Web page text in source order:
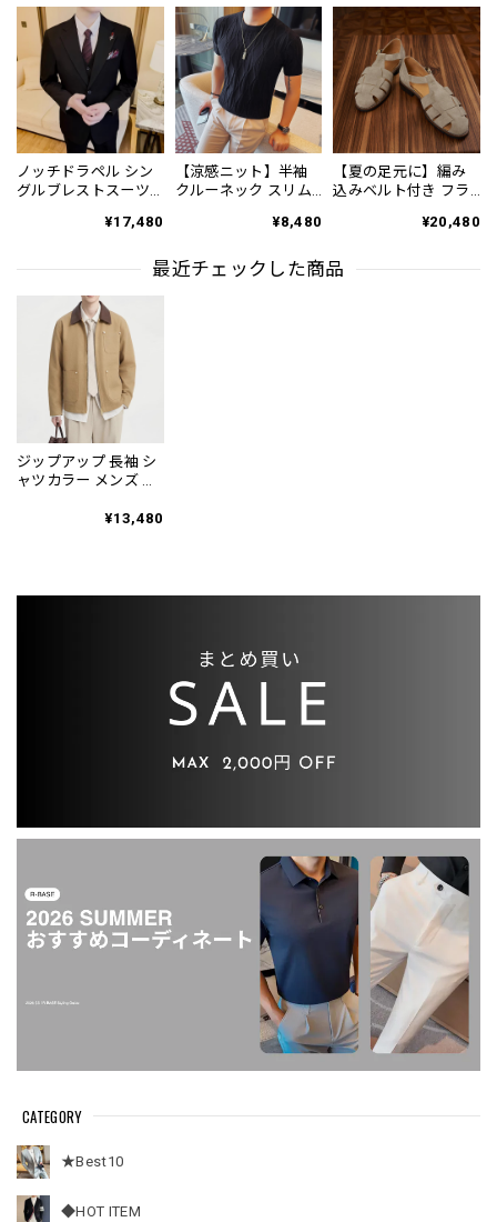
CATEGORY
★Best10
◆HOT ITEM
ノッチドラペル シン
グルブレストスーツ
¥17,480
【涼感ニット】半袖
クルーネック スリム
¥8,480
【夏の足元に】編み
込みベルト付き フラ
¥20,480
最近チェックした商品
ジップアップ 長袖 シ
ャツカラー メンズ ジ
¥13,480